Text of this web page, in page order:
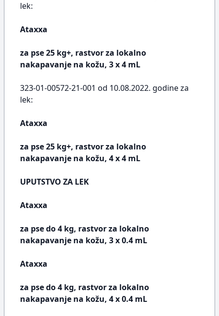
lek:
Ataxxa
za pse 25 kg+, rastvor za lokalno
nakapavanje na kožu, 3 x 4 mL
323-01-00572-21-001 od 10.08.2022. godine za
lek:
Ataxxa
za pse 25 kg+, rastvor za lokalno
nakapavanje na kožu, 4 x 4 mL
UPUTSTVO ZA LEK
Ataxxa
za pse do 4 kg, rastvor za lokalno
nakapavanje na kožu, 3 x 0.4 mL
Ataxxa
za pse do 4 kg, rastvor za lokalno
nakapavanje na kožu, 4 x 0.4 mL